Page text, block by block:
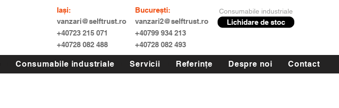
Iași:
vanzari@selftrust.ro
+40723 215 071
+40728 082 488
București:
vanzari2@selftrust.ro
+40799 934 213
+40728 082 493
Consumabile industriale
Lichidare de stoc
Consumabile industriale Servicii Referințe Despre noi Contact